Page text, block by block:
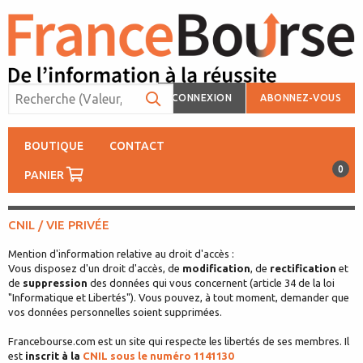
CONNEXION ABONNEZ-VOUS
BOUTIQUE CONTACT
PANIER 0
CNIL / VIE PRIVÉE
Mention d'information relative au droit d'accès :
Vous disposez d'un droit d'accès, de modification, de rectification et
de suppression des données qui vous concernent (article 34 de la loi
"Informatique et Libertés"). Vous pouvez, à tout moment, demander que
vos données personnelles soient supprimées.
Francebourse.com est un site qui respecte les libertés de ses membres. Il
est inscrit à la CNIL sous le numéro 1141130